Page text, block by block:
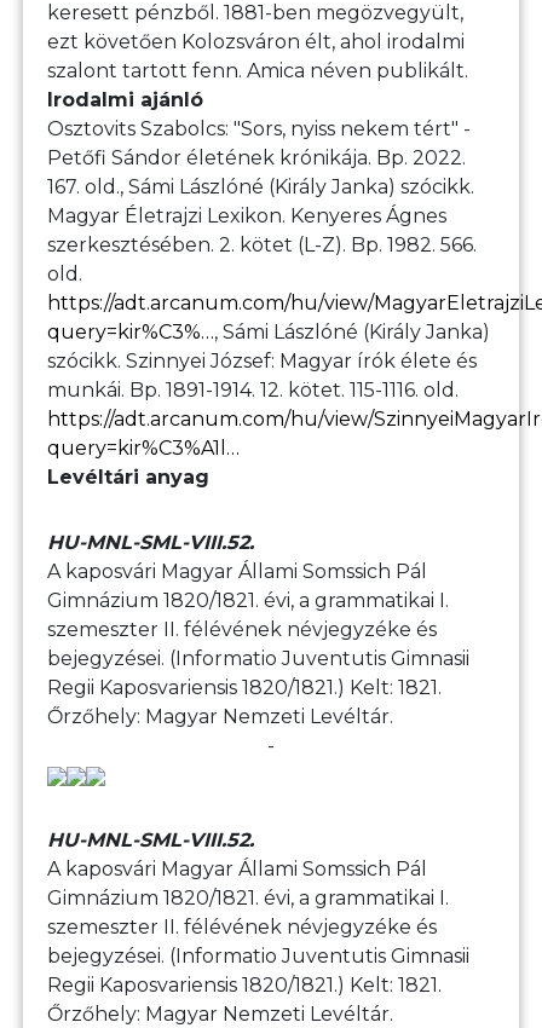
keresett pénzből. 1881-ben megözvegyült,
ezt követően Kolozsváron élt, ahol irodalmi
szalont tartott fenn. Amica néven publikált.
Irodalmi ajánló
Osztovits Szabolcs: "Sors, nyiss nekem tért" -
Petőfi Sándor életének krónikája. Bp. 2022.
167. old., Sámi Lászlóné (Király Janka) szócikk.
Magyar Életrajzi Lexikon. Kenyeres Ágnes
szerkesztésében. 2. kötet (L-Z). Bp. 1982. 566.
old.
https://adt.arcanum.com/hu/view/
query=kir%C3%…, Sámi Lászlóné (Király Janka)
szócikk. Szinnyei József: Magyar írók élete és
munkái. Bp. 1891-1914. 12. kötet. 115-1116. old.
https://adt.arcanum.com/hu/view/
query=kir%C3%A1l…
Levéltári anyag
HU-MNL-SML-VIII.52.
A kaposvári Magyar Állami Somssich Pál
Gimnázium 1820/1821. évi, a grammatikai I.
szemeszter II. félévének névjegyzéke és
bejegyzései. (Informatio Juventutis Gimnasii
Regii Kaposvariensis 1820/1821.) Kelt: 1821.
Őrzőhely: Magyar Nemzeti Levéltár.
-
HU-MNL-SML-VIII.52.
A kaposvári Magyar Állami Somssich Pál
Gimnázium 1820/1821. évi, a grammatikai I.
szemeszter II. félévének névjegyzéke és
bejegyzései. (Informatio Juventutis Gimnasii
Regii Kaposvariensis 1820/1821.) Kelt: 1821.
Őrzőhely: Magyar Nemzeti Levéltár.